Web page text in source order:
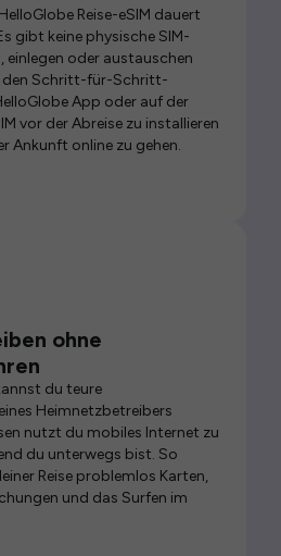
Reise-eSIM dauert
gibt keine physische SIM-
einlegen oder austauschen
den Schritt-für-Schritt-
App oder auf der
vor der Abreise zu installieren
Ankunft online zu gehen.
ohne
du teure
Heimnetzbetreibers
nutzt du mobiles Internet zu
du unterwegs bist. So
Reise problemlos Karten,
und das Surfen im